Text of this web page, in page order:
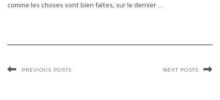
comme les choses sont bien faites, sur le dernier …
PREVIOUS POSTS NEXT POSTS